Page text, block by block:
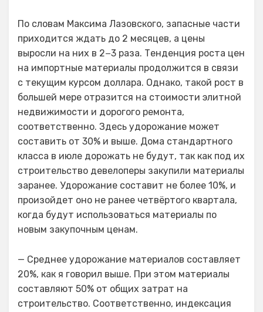
По словам Максима Лазовского, запасные части
приходится ждать до 2 месяцев, а цены
выросли на них в 2−3 раза. Тенденция роста цен
на импортные материалы продолжится в связи
с текущим курсом доллара. Однако, такой рост в
большей мере отразится на стоимости элитной
недвижимости и дорогого ремонта,
соответственно. Здесь удорожание может
составить от 30% и выше. Дома стандартного
класса в июле дорожать не будут, так как под их
строительство девелоперы закупили материалы
заранее. Удорожание составит не более 10%, и
произойдет оно не ранее четвёртого квартала,
когда будут использоваться материалы по
новым закупочным ценам.
— Среднее удорожание материалов составляет
20%, как я говорил выше. При этом материалы
составляют 50% от общих затрат на
строительство. Соответственно, индексация